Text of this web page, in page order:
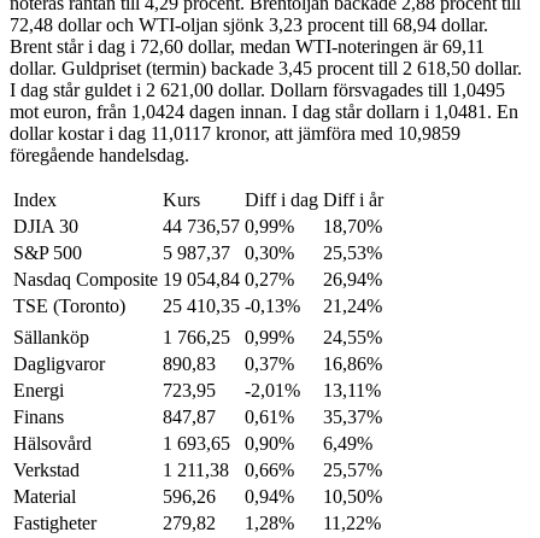
72,48 dollar och WTI-oljan sjönk 3,23 procent till 68,94 dollar.
Brent står i dag i 72,60 dollar, medan WTI-noteringen är 69,11
dollar. Guldpriset (termin) backade 3,45 procent till 2 618,50 dollar.
I dag står guldet i 2 621,00 dollar. Dollarn försvagades till 1,0495
mot euron, från 1,0424 dagen innan. I dag står dollarn i 1,0481. En
dollar kostar i dag 11,0117 kronor, att jämföra med 10,9859
föregående handelsdag.
Index Kurs Diff i dag Diff i år
DJIA 30
44 736,57 0,99%
18,70%
S&P 500
5 987,37 0,30%
25,53%
Nasdaq Composite 19 054,84 0,27%
26,94%
TSE (Toronto)
25 410,35 -0,13%
21,24%
Sällanköp
1 766,25 0,99%
24,55%
Dagligvaror
890,83 0,37%
16,86%
Energi
723,95 -2,01%
13,11%
Finans
847,87 0,61%
35,37%
Hälsovård
1 693,65 0,90%
6,49%
Verkstad
1 211,38 0,66%
25,57%
Material
596,26 0,94%
10,50%
Fastigheter
279,82 1,28%
11,22%